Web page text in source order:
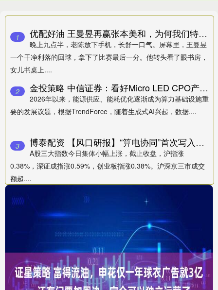
1 优配好油 王曼昱再赢张本美和，为何我们特别“解气”？听听一位陪练父亲的心声
晚上九点半，老陈放下手机，长舒一口气。屏幕里，王曼昱
一个干净利落的回球，拿下了比赛最后一分。他转头看了眼书房，
女儿书桌上....
2 金投策略 中信证券：看好Micro LED CPO产业趋势 上游芯片环节有望受益
2026年以来，能源供应、能耗优化逐渐成为算力基础设施重
要的发展议题，根据TrendForce，随着生成式AI兴起，数据....
3 博泰配资 【风口研报】“算电协同”首次写入政府工作报告 绿电板块有望迎价值重估机遇
A股三大指数今日集体小幅上涨，截止收盘，沪指涨
0.38%，深证成指涨0.59%，创业板指涨0.38%。沪深京三市成交
额超....